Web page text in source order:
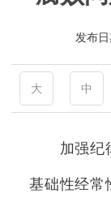
发布日
大 中
加强纪律
基础性经常